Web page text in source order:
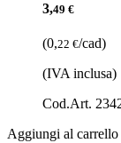
3,49 €
(0,22 €/cad)
(IVA inclusa)
Cod.Art.
Aggiungi al carrello